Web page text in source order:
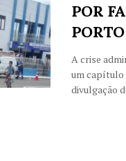
POR
A crise
um capítulo
divulgação